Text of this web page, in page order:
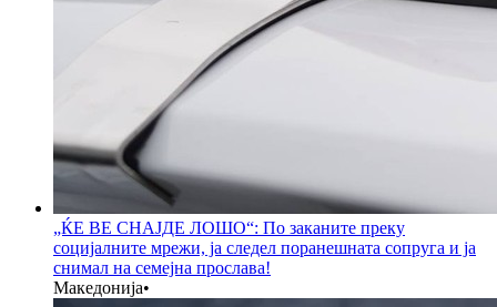
„ЌЕ ВЕ СНАЈДЕ ЛОШО“: По заканите преку
социјалните мрежи, ја следел поранешната сопруга и ја
снимал на семејна прослава!
Македонија•